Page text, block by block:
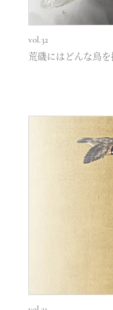
vol.32
荒磯にはどんな鳥